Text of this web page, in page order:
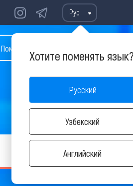
Рус
Хотите поменять
Русский
Узбекский
Английский
Помощь в подборе тура
НАЙТИ